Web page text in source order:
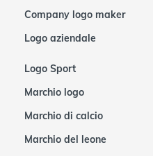
Company logo maker
Logo aziendale
Logo Sport
Marchio logo
Marchio di calcio
Marchio del leone